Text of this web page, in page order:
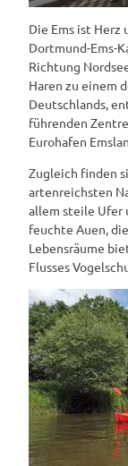
Die Ems ist Herz
Dortmund-Ems-
Richtung
Haren zu einem
Deutschlands,
führenden
Eurohafen
Zugleich finden
artenreichsten
allem steile Ufer
feuchte Auen,
Lebensräume
Flusses